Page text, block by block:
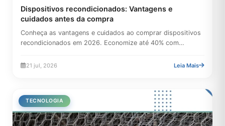
Dispositivos recondicionados: Vantagens e
cuidados antes da compra
Conheça as vantagens e cuidados ao comprar dispositivos
recondicionados em 2026. Economize até 40% com
21 jul, 2026 Leia Mais
TECNOLOGIA